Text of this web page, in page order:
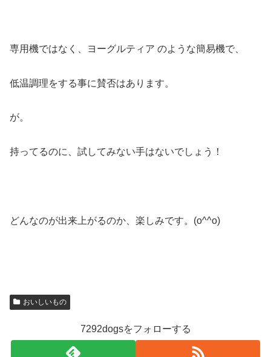
専用機ではなく、ヨーグルティア のような簡易機で、
低温調理をする事に賛否はあります。
が。
持ってるのに、試してみない手はないでしょう！
どんなのが出来上がるのか、楽しみです。(o^^o)
おいしいもの
7292dogsをフォローする